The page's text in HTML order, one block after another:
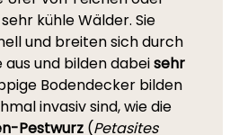
kühle Wälder. Sie
und breiten sich durch
und bilden dabeisehr
Bodendecker bilden
invasiv sind, wie die
Pestwurz (Petasites